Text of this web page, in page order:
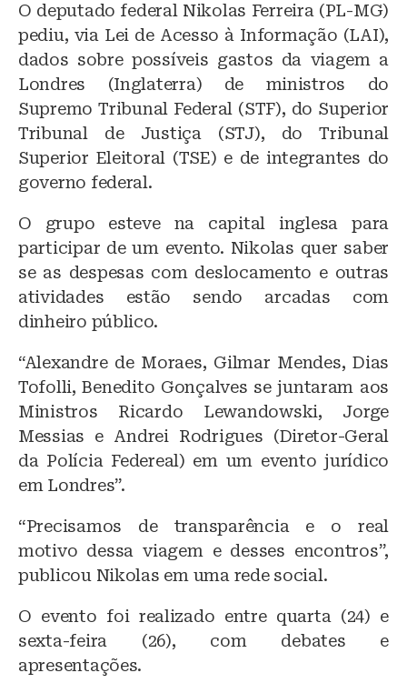
e
s
k
y
c
e
b
o
o
k
at
s
A
p
p
O deputado federal Nikolas Ferreira (PL-MG)
pediu, via Lei de Acesso à Informação (LAI),
dados sobre possíveis gastos da viagem a
Londres (Inglaterra) de ministros do
Supremo Tribunal Federal (STF), do Superior
Tribunal de Justiça (STJ), do Tribunal
Superior Eleitoral (TSE) e de integrantes do
governo federal.
O grupo esteve na capital inglesa para
participar de um evento. Nikolas quer saber
se as despesas com deslocamento e outras
atividades estão sendo arcadas com
dinheiro público.
“Alexandre de Moraes, Gilmar Mendes, Dias
Tofolli, Benedito Gonçalves se juntaram aos
Ministros Ricardo Lewandowski, Jorge
Messias e Andrei Rodrigues (Diretor-Geral
da Polícia Federeal) em um evento jurídico
em Londres”.
“Precisamos de transparência e o real
motivo dessa viagem e desses encontros”,
publicou Nikolas em uma rede social.
O evento foi realizado entre quarta (24) e
sexta-feira (26), com debates e
apresentações.